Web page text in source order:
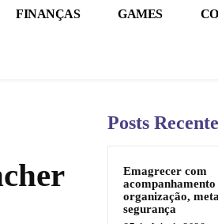
FINANÇAS GAMES
Posts
Emagrecer com
organização,
segurança